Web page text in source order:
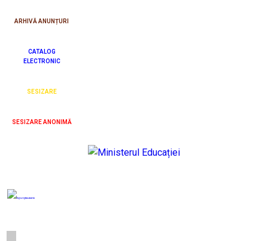
ARHIVĂ ANUNȚURI
CATALOG
ELECTRONIC
SESIZARE
SESIZARE ANONIMĂ